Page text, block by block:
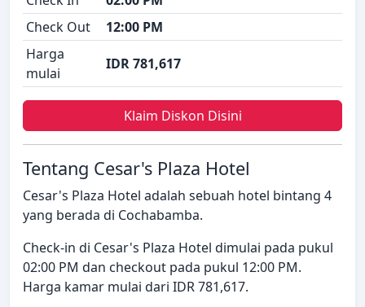
Check Out
12:00 PM
Harga
mulai
IDR 781,617
Klaim Diskon Disini
Tentang Cesar's Plaza Hotel
Cesar's Plaza Hotel adalah sebuah hotel bintang 4
yang berada di Cochabamba.
Check-in di Cesar's Plaza Hotel dimulai pada pukul
02:00 PM dan checkout pada pukul 12:00 PM.
Harga kamar mulai dari IDR 781,617.